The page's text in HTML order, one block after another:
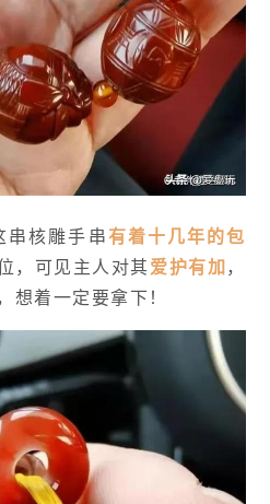
串核雕手串有着十几年的包
，可见主人对其爱护有加 ，
想着一定要拿下！